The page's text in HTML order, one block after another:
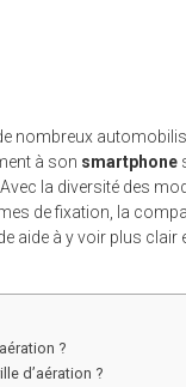
nombreux
à son smartphone
la diversité des
de fixation, la
aide à y voir plus
?
d’aération ?